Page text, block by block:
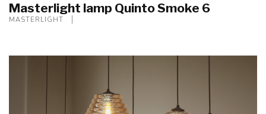
Masterlight lamp Quinto Smoke 6
MASTERLIGHT